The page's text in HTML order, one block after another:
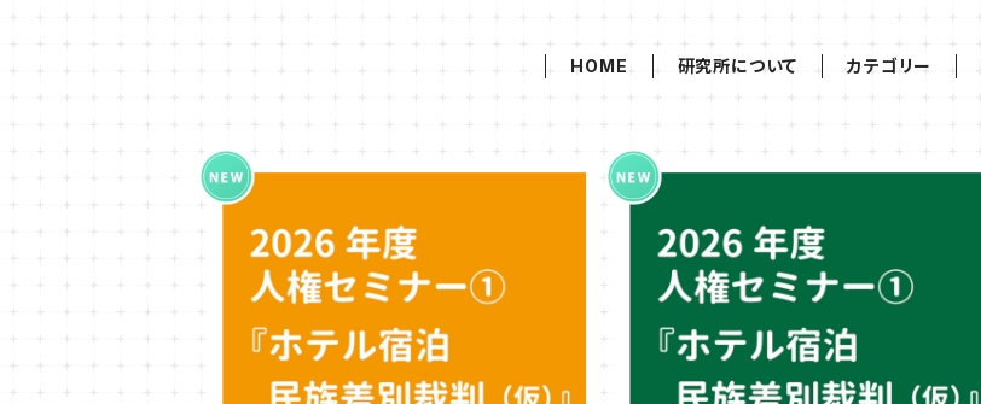
HOME 研究所について カテゴリー
2026年度第1回人権セミナー参加券（一般）
『ホテル宿泊民族差別裁判（仮）』講師：文公輝
さん
¥1,000
2026年度第1回人権セミナー参加券（学生・
賛助会員・障害者）『ホテル宿泊民族差別裁判
（仮）』講師：文公輝さん
¥500